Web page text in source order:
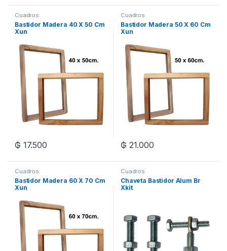
Cuadros
Bastidor Madera 40 X 50 Cm
Xun
₲ 17.500
Cuadros
Bastidor Madera 50 X 60 Cm
Xun
₲ 21.000
Cuadros
Bastidor Madera 60 X 70 Cm
Xun
Cuadros
Chaveta Bastidor Alum Br
Xkit